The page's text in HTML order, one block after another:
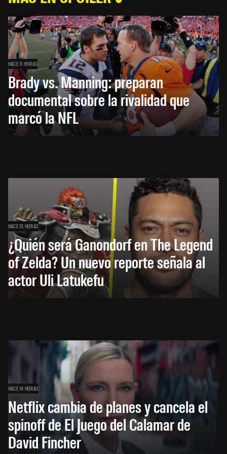
HACE 11 HORAS
Brady vs. Manning: preparan
documental sobre la rivalidad que
marcó la NFL
HACE 13 HORAS
¿Quién será Ganondorf en The Legend
of Zelda? Un nuevo reporte señala al
actor Uli Latukefu
HACE 14 HORAS
Netflix cambia de planes y cancela el
spinoff de El Juego del Calamar de
David Fincher